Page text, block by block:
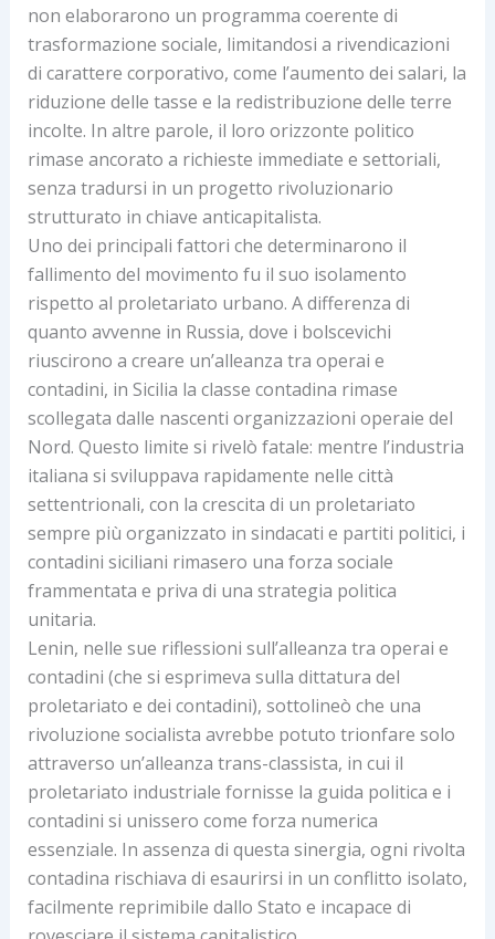
non elaborarono un programma coerente di
trasformazione sociale, limitandosi a rivendicazioni
di carattere corporativo, come l’aumento dei salari, la
riduzione delle tasse e la redistribuzione delle terre
incolte. In altre parole, il loro orizzonte politico
rimase ancorato a richieste immediate e settoriali,
senza tradursi in un progetto rivoluzionario
strutturato in chiave anticapitalista.
Uno dei principali fattori che determinarono il
fallimento del movimento fu il suo isolamento
rispetto al proletariato urbano. A differenza di
quanto avvenne in Russia, dove i bolscevichi
riuscirono a creare un’alleanza tra operai e
contadini, in Sicilia la classe contadina rimase
scollegata dalle nascenti organizzazioni operaie del
Nord. Questo limite si rivelò fatale: mentre l’industria
italiana si sviluppava rapidamente nelle città
settentrionali, con la crescita di un proletariato
sempre più organizzato in sindacati e partiti politici, i
contadini siciliani rimasero una forza sociale
frammentata e priva di una strategia politica
unitaria.
Lenin, nelle sue riflessioni sull’alleanza tra operai e
contadini (che si esprimeva sulla dittatura del
proletariato e dei contadini), sottolineò che una
rivoluzione socialista avrebbe potuto trionfare solo
attraverso un’alleanza trans-classista, in cui il
proletariato industriale fornisse la guida politica e i
contadini si unissero come forza numerica
essenziale. In assenza di questa sinergia, ogni rivolta
contadina rischiava di esaurirsi in un conflitto isolato,
facilmente reprimibile dallo Stato e incapace di